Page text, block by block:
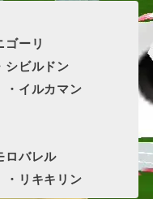
ーリ
ビルドン
イルカマン
バレル
リキキリン